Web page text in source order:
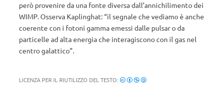
però provenire da una fonte diversa dall’annichilimento dei
WIMP. Osserva Kaplinghat: “il segnale che vediamo è anche
coerente con i fotoni gamma emessi dalle pulsar o da
particelle ad alta energia che interagiscono con il gas nel
centro galattico”.
LICENZA PER IL RIUTILIZZO DEL TESTO: